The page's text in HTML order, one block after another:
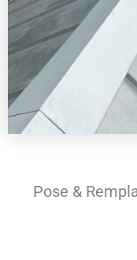
Pose &